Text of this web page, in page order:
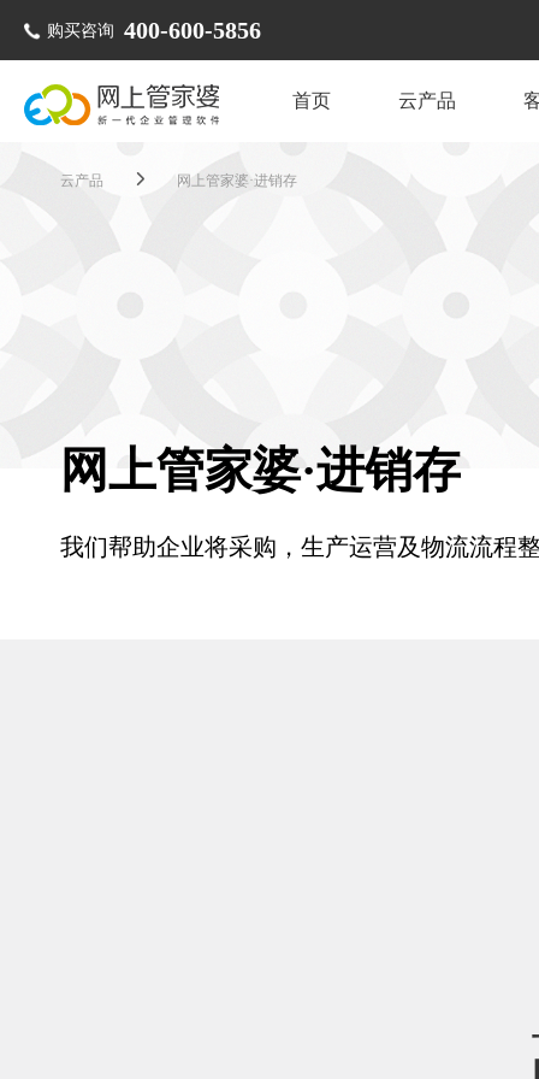
购买咨询 400-600-5856
首页 云产品
云产品 网上管家婆·进销存
网上管家婆·进销存
我们帮助企业将采购，生产运营及物流流程